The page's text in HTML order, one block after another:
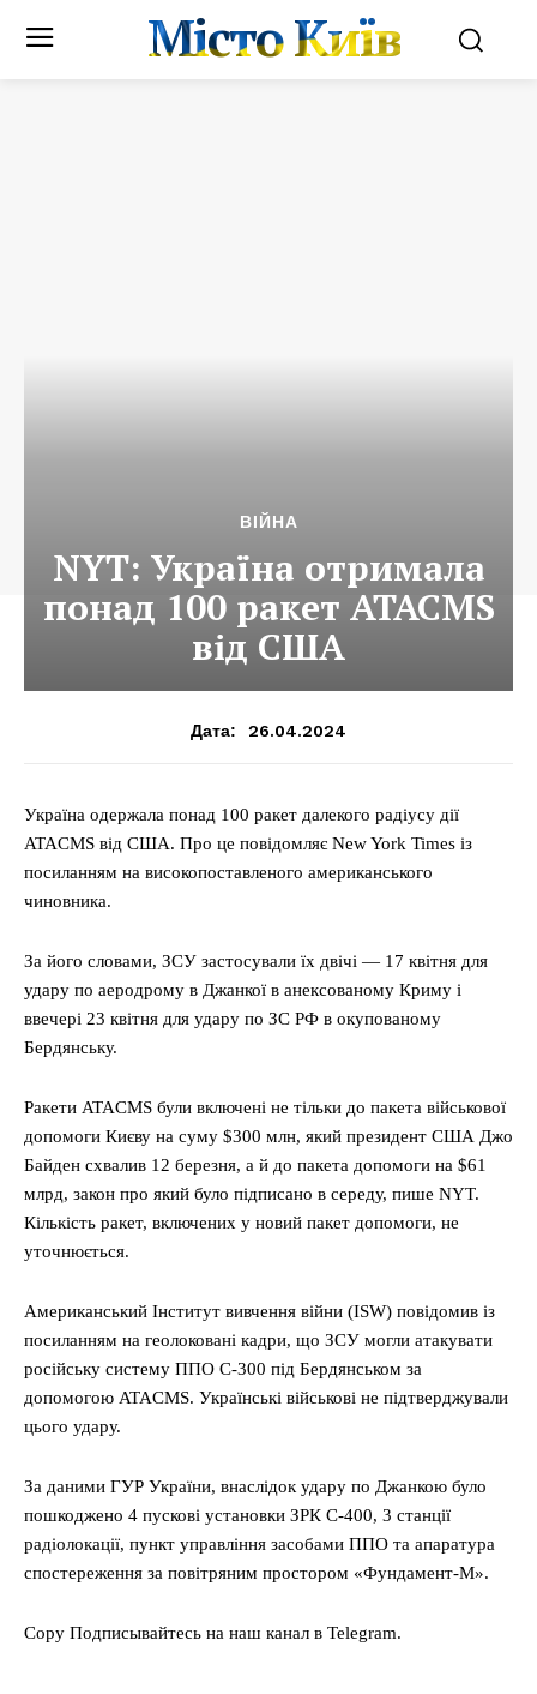
Місто Київ
ВІЙНА
NYT: Україна отримала
понад 100 ракет ATACMS
від США
Дата: 26.04.2024
Україна одержала понад 100 ракет далекого радіусу дії
ATACMS від США. Про це повідомляє New York Times із
посиланням на високопоставленого американського
чиновника.
За його словами, ЗСУ застосували їх двічі — 17 квітня для
удару по аеродрому в Джанкої в анексованому Криму і
ввечері 23 квітня для удару по ЗС РФ в окупованому
Бердянську.
Ракети ATACMS були включені не тільки до пакета військової
допомоги Києву на суму $300 млн, який президент США Джо
Байден схвалив 12 березня, а й до пакета допомоги на $61
млрд, закон про який було підписано в середу, пише NYT.
Кількість ракет, включених у новий пакет допомоги, не
уточнюється.
Американський Інститут вивчення війни (ISW) повідомив із
посиланням на геолоковані кадри, що ЗСУ могли атакувати
російську систему ППО С-300 під Бердянськом за
допомогою ATACMS. Українські військові не підтверджували
цього удару.
За даними ГУР України, внаслідок удару по Джанкою було
пошкоджено 4 пускові установки ЗРК С-400, 3 станції
радіолокації, пункт управління засобами ППО та апаратура
спостереження за повітряним простором «Фундамент-М».
Copy Подписывайтесь на наш канал в Telegram.